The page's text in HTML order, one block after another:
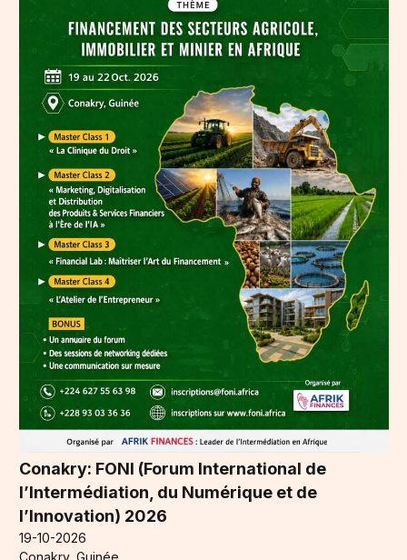
Conakry: FONI (Forum International de
l’Intermédiation, du Numérique et de
l’Innovation) 2026
19-10-2026
Conakry, Guinée